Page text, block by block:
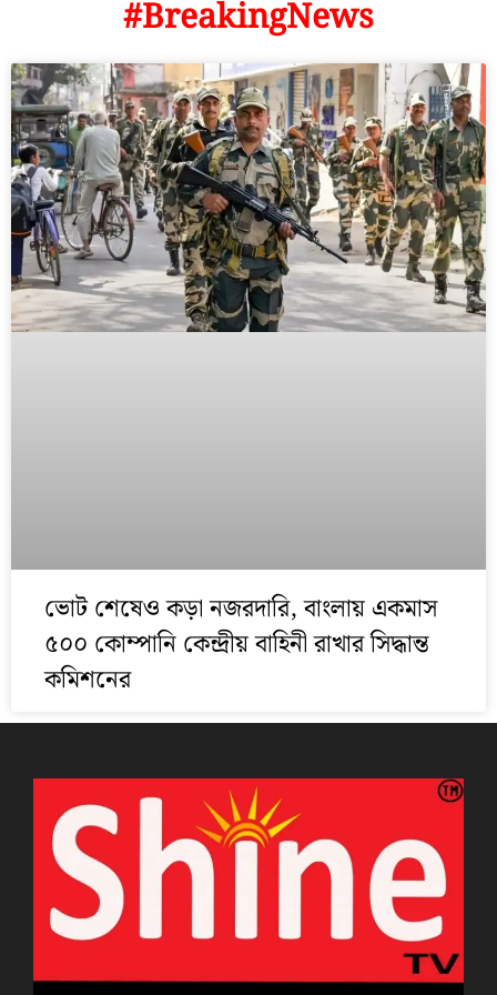
#BreakingNews
ভোট শেষেও কড়া নজরদারি, বাংলায় একমাস
৫০০ কোম্পানি কেন্দ্রীয় বাহিনী রাখার সিদ্ধান্ত
কমিশনের